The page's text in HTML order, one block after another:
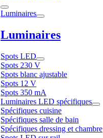
Luminaires
Luminaires
Spots LED
Spots 230 V
Spots blanc ajustable
Spots 12 V
Spots 350 mA
Luminaires LED spécifiques
Spécifiques cuisine
Spécifiques salle de bain
Spécifiques dressing et chambre